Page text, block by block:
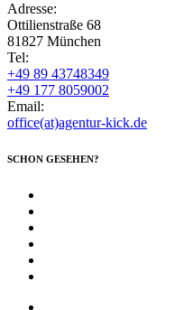
Adresse:
Ottilienstraße 68
81827 München
Tel:
+49 89 43748349
+49 177 8059002
Email:
office(at)agentur-kick.de
SCHON GESEHEN?